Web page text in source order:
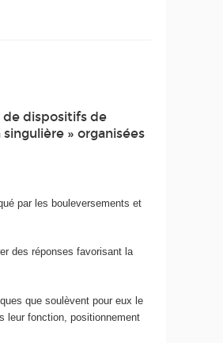
de dispositifs de
» organisées
par les bouleversements et
des réponses favorisant la
que soulèvent pour eux le
leur fonction, positionnement